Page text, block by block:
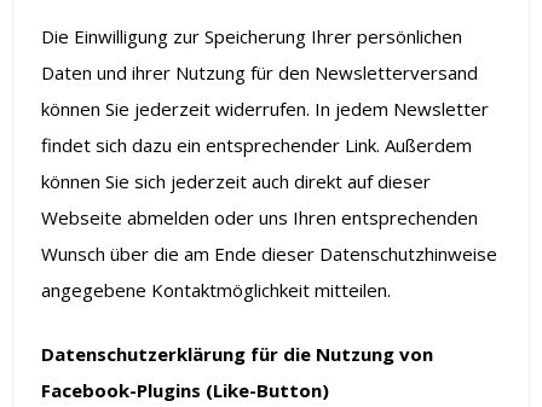
Die Einwilligung zur Speicherung Ihrer persönlichen
Daten und ihrer Nutzung für den Newsletterversand
können Sie jederzeit widerrufen. In jedem Newsletter
findet sich dazu ein entsprechender Link. Außerdem
können Sie sich jederzeit auch direkt auf dieser
Webseite abmelden oder uns Ihren entsprechenden
Wunsch über die am Ende dieser Datenschutzhinweise
angegebene Kontaktmöglichkeit mitteilen.
Datenschutzerklärung für die Nutzung von
Facebook-Plugins (Like-Button)